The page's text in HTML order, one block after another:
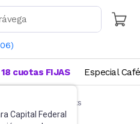
)
Capital Federal
18 cuotas FIJAS Especial Café
Funda Notebooks